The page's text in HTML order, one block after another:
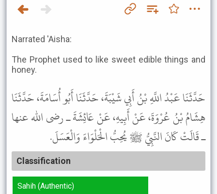
Narrated 'Aisha:
The Prophet used to like sweet edible things and
honey.
حَدَّثَنَا عَبْدُ اللَّهِ بْنُ أَبِي شَيْبَةَ، حَدَّثَنَا أَبُو أُسَامَةَ، حَدَّثَنَا
هِشَامُ بْنُ عُرْوَةَ، عَنْ أَبِيهِ، عَنْ عَائِشَةَ ـ رضى الله عنها
ـ قَالَتْ كَانَ النَّبِيُّ ﷺ يُحِبُّ الْحَلْوَاءَ وَالْعَسَلَ.
Classification
Sahih (Authentic)